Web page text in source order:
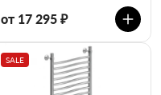
от 17 295 ₽
SALE